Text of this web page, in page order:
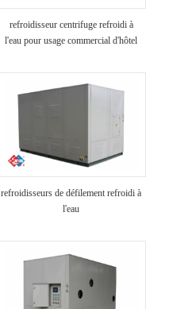
refroidisseur centrifuge refroidi à
l'eau pour usage commercial d'hôtel
refroidisseurs de défilement refroidi à
l'eau